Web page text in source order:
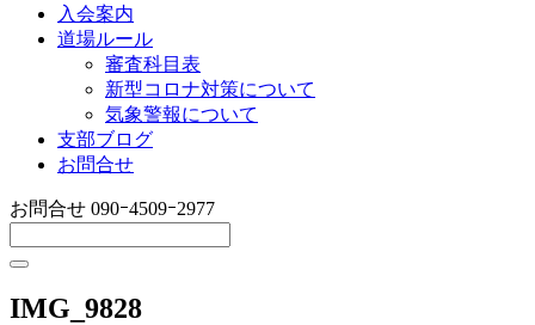
入会案内
道場ルール
審査科目表
新型コロナ対策について
気象警報について
支部ブログ
お問合せ
お問合せ 090ｰ4509ｰ2977
IMG_9828